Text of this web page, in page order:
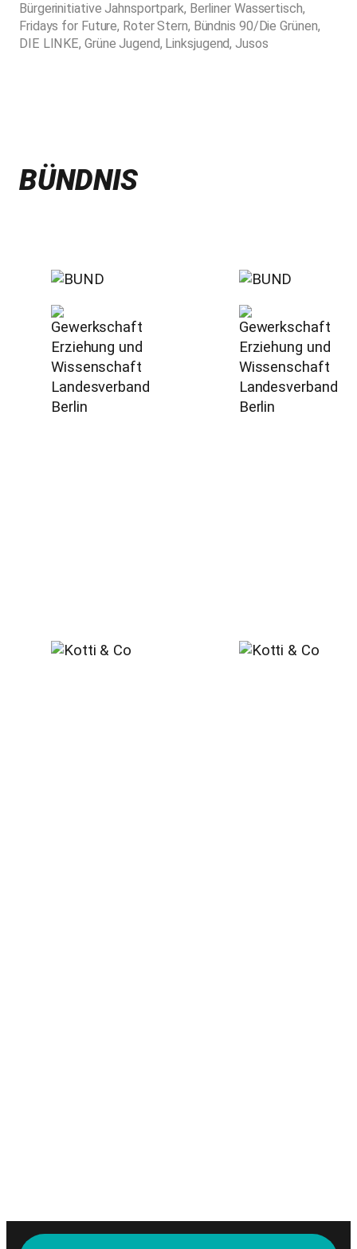
Bürgerinitiative Jahnsportpark, Berliner Wassertisch,
Fridays for Future, Roter Stern, Bündnis 90/Die Grünen,
DIE LINKE, Grüne Jugend, Linksjugend, Jusos
BÜNDNIS